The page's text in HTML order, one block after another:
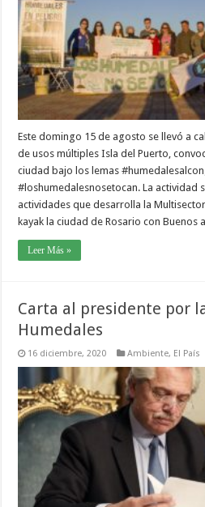
Este domingo 15 de agosto se llevó a
de usos múltiples Isla del Puerto,
ciudad bajo los lemas
#loshumedalesnosetocan. La actividad
actividades que desarrolla la
kayak la ciudad de Rosario con
Leer Más »
Carta al presidente por
Humedales
16 diciembre, 2020 Ambiente, El País